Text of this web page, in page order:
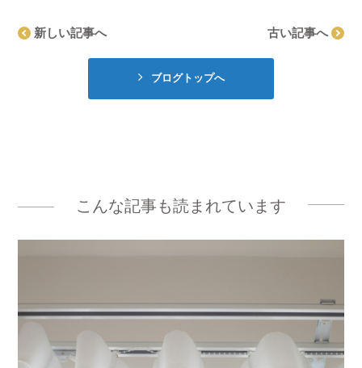
新しい記事へ
ブログトップへ
古い記事へ
こんな記事も読まれています